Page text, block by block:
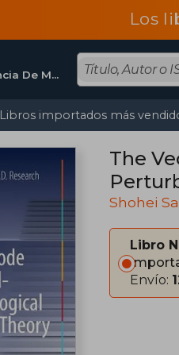
Los
Provincia De Madrid
Libros importados más
The
Shohei
Libro
Envío: